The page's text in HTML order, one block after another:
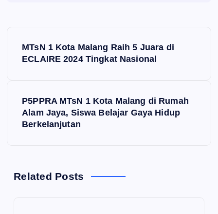
s
MTsN 1 Kota Malang Raih 5 Juara di
ECLAIRE 2024 Tingkat Nasional
P5PPRA MTsN 1 Kota Malang di Rumah
Alam Jaya, Siswa Belajar Gaya Hidup
Berkelanjutan
Related Posts